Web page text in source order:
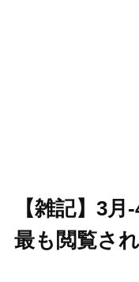
【雑記】3
最も閲覧さ